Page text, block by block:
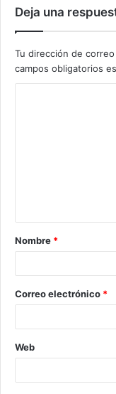
Deja una
Tu dirección de
campos obligatorios
Nombre *
Correo electrónico *
Web